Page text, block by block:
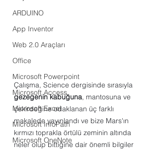
ARDUINO
App Inventor
Web 2.0 Araçları
Office
Microsoft Powerpoint
Microsoft Access
Microsoft Excel
Microsoft InfoPath
Microsoft OneNote
Çalışma, Science dergisinde sırasıyla
gezegenin kabuğuna, mantosuna ve
çekirdeğine odaklanan üç farklı
makalede yayınlandı ve bize Mars'ın
kırmızı toprakla örtülü zeminin altında
neler olup bittiğine dair önemli bilgiler